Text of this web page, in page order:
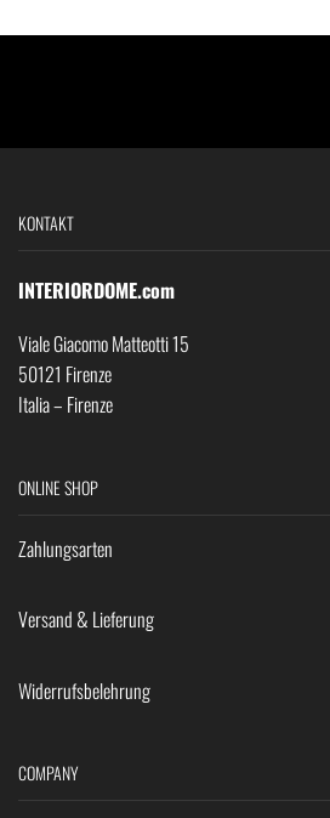
KONTAKT
INTERIORDOME.com
Viale Giacomo Matteotti 15
50121 Firenze
Italia – Firenze
ONLINE SHOP
Zahlungsarten
Versand & Lieferung
Widerrufsbelehrung
COMPANY